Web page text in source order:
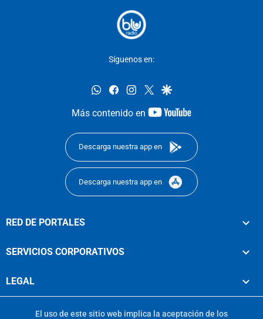
Síguenos en:
whatsappfacebookinstagram
twittergoogle
Más contenido en
youtube-
Descarga nuestra app en
Descarga nuestra app en
RED DE PORTALES
SERVICIOS CORPORATIVOS
LEGAL
El uso de este sitio web implica la aceptación de los